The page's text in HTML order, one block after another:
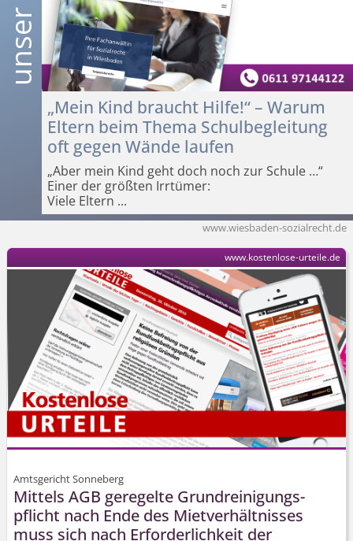
„Mein Kind braucht Hilfe!“ – Warum
Eltern beim Thema Schulbegleitung
oft gegen Wände laufen
„Aber mein Kind geht doch noch zur Schule …“
Einer der größten Irrtümer:
Viele Eltern ...
www.wiesbaden-sozialrecht.de
Amtsgericht Sonneberg
Mittels AGB geregelte Grund­reinigungs­
pflicht nach Ende des Mietverhältnisses
muss sich nach Erforderlichkeit der
www.kostenlose-urteile.de